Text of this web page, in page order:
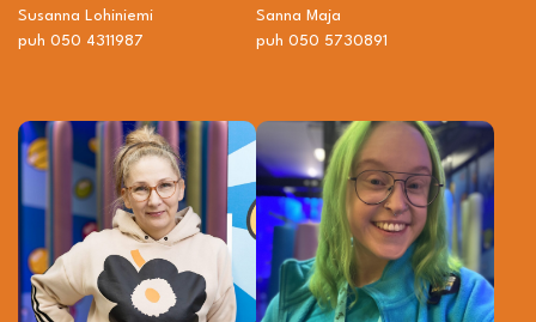
Susanna Lohiniemi
puh 050 4311987
Sanna Maja
puh 050 5730891